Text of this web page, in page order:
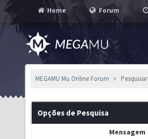
Home Forum
MEGAMU Mu Online Forum Pesquisar
Opções de Pesquisa
Mensagem